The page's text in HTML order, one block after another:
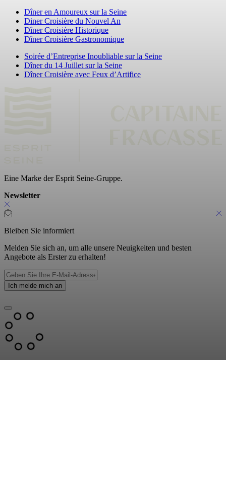
Dîner en Amoureux sur la Seine
Diner Croisière du Nouvel An
Dîner Croisière Historique
Dîner Croisière Gastronomique
Soirée d’Entreprise Inoubliable sur la Seine
Dîner du 14 Juillet sur la Seine
Dîner Croisière avec Feux d’Artifice
Eine Marke der Esprit Seine-Gruppe.
Newsletter
Bleiben Sie informiert
Melden Sie sich an, um alle unsere Neuigkeiten und besten
Angebote als Erster zu erhalten!